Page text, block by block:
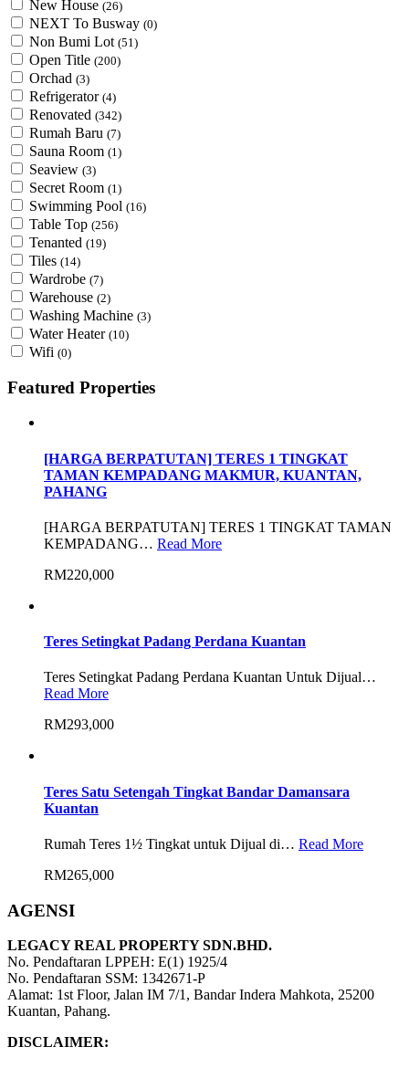
New House (26)
NEXT To Busway (0)
Non Bumi Lot (51)
Open Title (200)
Orchad (3)
Refrigerator (4)
Renovated (342)
Rumah Baru (7)
Sauna Room (1)
Seaview (3)
Secret Room (1)
Swimming Pool (16)
Table Top (256)
Tenanted (19)
Tiles (14)
Wardrobe (7)
Warehouse (2)
Washing Machine (3)
Water Heater (10)
Wifi (0)
Featured Properties
[HARGA BERPATUTAN] TERES 1 TINGKAT
TAMAN KEMPADANG MAKMUR, KUANTAN,
PAHANG
[HARGA BERPATUTAN] TERES 1 TINGKAT TAMAN
KEMPADANG… Read More
RM220,000
Teres Setingkat Padang Perdana Kuantan
Teres Setingkat Padang Perdana Kuantan Untuk Dijual…
Read More
RM293,000
Teres Satu Setengah Tingkat Bandar Damansara
Kuantan
Rumah Teres 1½ Tingkat untuk Dijual di… Read More
RM265,000
AGENSI
LEGACY REAL PROPERTY SDN.BHD.
No. Pendaftaran LPPEH: E(1) 1925/4
No. Pendaftaran SSM: 1342671-P
Alamat: 1st Floor, Jalan IM 7/1, Bandar Indera Mahkota, 25200
Kuantan, Pahang.
DISCLAIMER: